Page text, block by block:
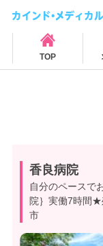
TOP
香良病院
自分のペースで
院｝実働7時間★
市